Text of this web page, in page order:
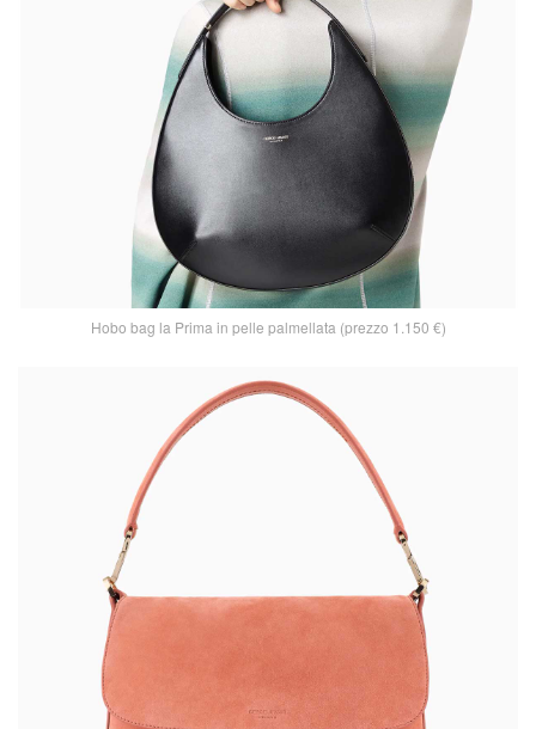
Hobo bag la Prima in pelle palmellata (prezzo 1.150 €)